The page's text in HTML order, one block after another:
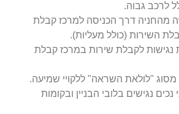
לרכב גבוה.
מהחניה דרך הכניסה למרכז קבלת
השירות (כולל מעליות).
נגישות לקבלת שירות במרכז קבלת
מסוג "לולאת השראה" ללקויי שמיעה.
נכים נגישים בלובי הבניין ובקומות